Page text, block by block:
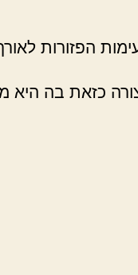
הפזורות
כזאת בה היא